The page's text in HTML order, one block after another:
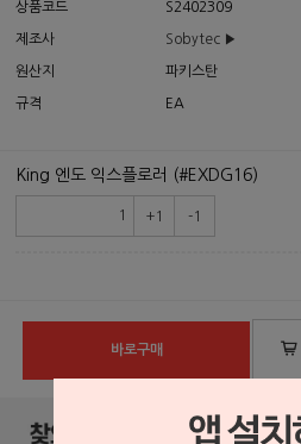
상품코드 S2402309
제조사 Sobytec ▶
원산지 파키스탄
규격 EA
King 엔도 익스플로러 (#EXDG16)
+1 -1
바로구매